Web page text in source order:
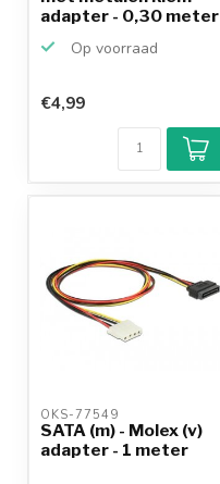
adapter - 0,30 meter
Op voorraad
€4,99
OKS-77549
SATA (m) - Molex (v)
adapter - 1 meter